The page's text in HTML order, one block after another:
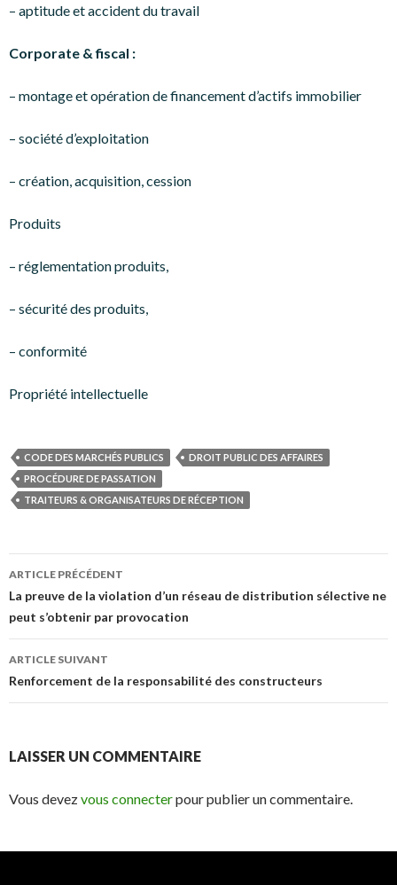
– aptitude et accident du travail
Corporate & fiscal :
– montage et opération de financement d’actifs immobilier
– société d’exploitation
– création, acquisition, cession
Produits
– réglementation produits,
– sécurité des produits,
– conformité
Propriété intellectuelle
CODE DES MARCHÉS PUBLICS
DROIT PUBLIC DES AFFAIRES
PROCÉDURE DE PASSATION
TRAITEURS & ORGANISATEURS DE RÉCEPTION
Navigation
des
articles
ARTICLE PRÉCÉDENT
La preuve de la violation d’un réseau de distribution sélective ne
peut s’obtenir par provocation
ARTICLE SUIVANT
Renforcement de la responsabilité des constructeurs
LAISSER UN COMMENTAIRE
Vous devezvous connecterpour publier un commentaire.